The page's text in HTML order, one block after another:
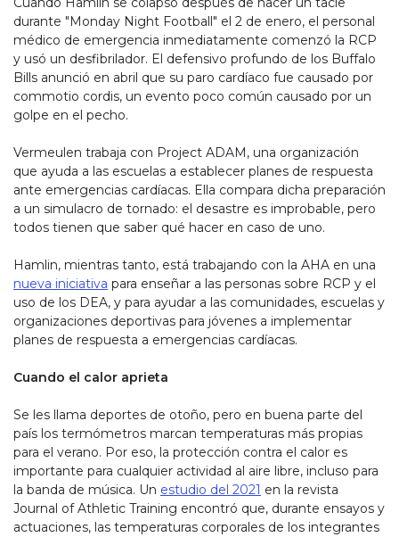
durante "Monday Night Football" el 2 de enero, el personal
médico de emergencia inmediatamente comenzó la RCP
y usó un desfibrilador. El defensivo profundo de los Buffalo
Bills anunció en abril que su paro cardíaco fue causado por
commotio cordis, un evento poco común causado por un
golpe en el pecho.
Vermeulen trabaja con Project ADAM, una organización
que ayuda a las escuelas a establecer planes de respuesta
ante emergencias cardíacas. Ella compara dicha preparación
a un simulacro de tornado: el desastre es improbable, pero
todos tienen que saber qué hacer en caso de uno.
Hamlin, mientras tanto, está trabajando con la AHA en una
nueva iniciativa para enseñar a las personas sobre RCP y el
uso de los DEA, y para ayudar a las comunidades, escuelas y
organizaciones deportivas para jóvenes a implementar
planes de respuesta a emergencias cardíacas.
Cuando el calor aprieta
Se les llama deportes de otoño, pero en buena parte del
país los termómetros marcan temperaturas más propias
para el verano. Por eso, la protección contra el calor es
importante para cualquier actividad al aire libre, incluso para
la banda de música. Un estudio del 2021 en la revista
Journal of Athletic Training encontró que, durante ensayos y
actuaciones, las temperaturas corporales de los integrantes